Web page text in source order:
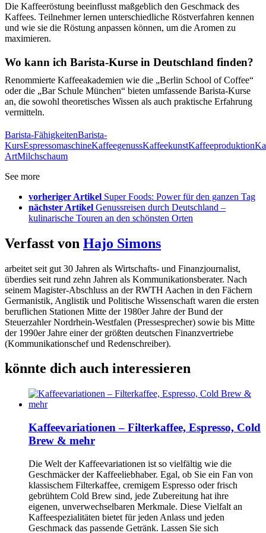
Die Kaffeeröstung beeinflusst maßgeblich den Geschmack des
Kaffees. Teilnehmer lernen unterschiedliche Röstverfahren kennen
und wie sie die Röstung anpassen können, um die Aromen zu
maximieren.
Wo kann ich Barista-Kurse in Deutschland finden?
Renommierte Kaffeeakademien wie die „Berlin School of Coffee“
oder die „Bar Schule München“ bieten umfassende Barista-Kurse
an, die sowohl theoretisches Wissen als auch praktische Erfahrung
vermitteln.
Barista-FähigkeitenBarista-
KursEspressomaschineKaffeegenussKaffeekunstKaffeeproduktion
ArtMilchschaum
See more
vorheriger Artikel Super Foods: Power für den ganzen Tag
nächster Artikel Genussreisen durch Deutschland –
kulinarische Touren an den schönsten Orten
Verfasst von Hajo Simons
arbeitet seit gut 30 Jahren als Wirtschafts- und Finanzjournalist,
überdies seit rund zehn Jahren als Kommunikationsberater. Nach
seinem Magister-Abschluss an der RWTH Aachen in den Fächern
Germanistik, Anglistik und Politische Wissenschaft waren die ersten
beruflichen Stationen Mitte der 1980er Jahre der Bund der
Steuerzahler Nordrhein-Westfalen (Pressesprecher) sowie bis Mitte
der 1990er Jahre einer der größten deutschen Finanzvertriebe
(Kommunikationschef und Redenschreiber).
könnte dich auch interessieren
Kaffeevariationen – Filterkaffee, Espresso, Cold
Brew & mehr
Die Welt der Kaffeevariationen ist so vielfältig wie die
Geschmäcker der Kaffeeliebhaber. Egal, ob Sie ein Fan von
klassischem Filterkaffee, cremigem Espresso oder frisch
gebrühtem Cold Brew sind, jede Zubereitung hat ihre
eigenen, unverwechselbaren Merkmale. Diese Vielfalt an
Kaffeespezialitäten bietet für jeden Anlass und jeden
Geschmack das passende Getränk. Lassen Sie sich